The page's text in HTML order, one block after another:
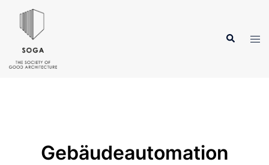
Gebäudeautomation